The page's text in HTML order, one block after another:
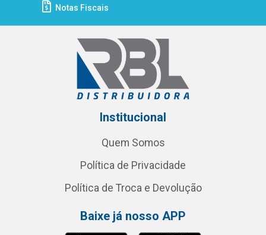
Notas Fiscais
Institucional
Quem Somos
Política de Privacidade
Política de Troca e Devolução
Baixe já nosso APP